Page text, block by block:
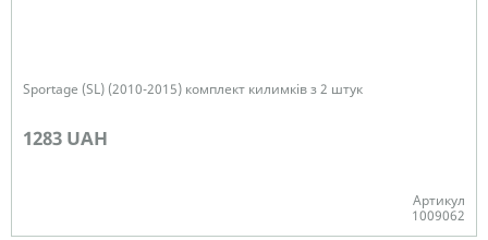
Sportage (SL) (2010-2015) комплект килимків з 2 штук
1283 UAH
Артикул
1009062